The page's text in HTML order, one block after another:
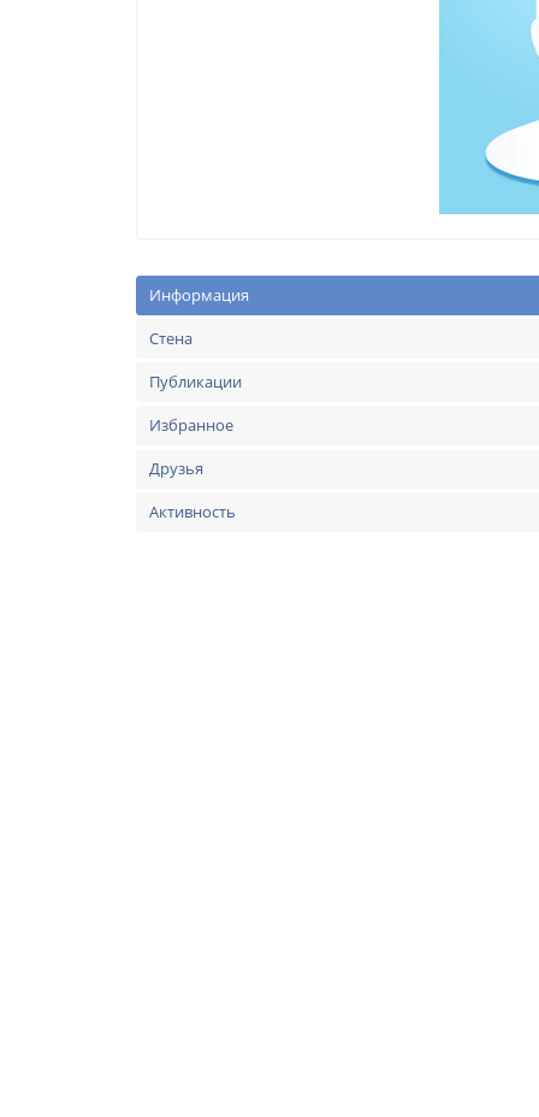
Информация
Стена
Публикации
Избранное
Друзья
Активность